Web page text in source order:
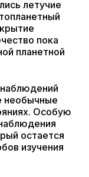
летучие
пока
планетной
необычные
Особую
остается
изучения